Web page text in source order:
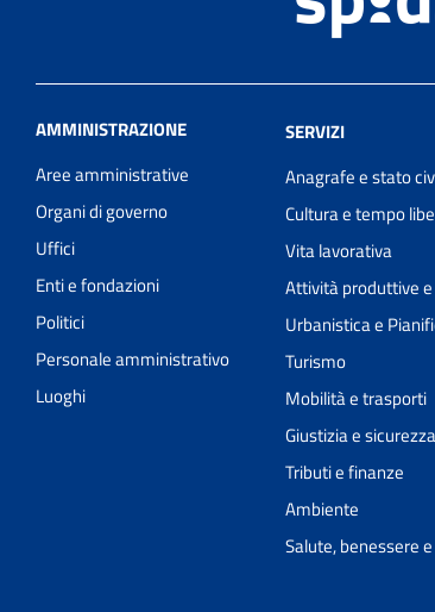
AMMINISTRAZIONE
Aree amministrative
Organi di governo
Uffici
Enti e fondazioni
Politici
Personale amministrativo
Luoghi
SERVIZI
Anagrafe e stato
Cultura e tempo
Vita lavorativa
Attività produttive
Urbanistica e
Turismo
Mobilità e trasporti
Giustizia e
Tributi e finanze
Ambiente
Salute, benessere